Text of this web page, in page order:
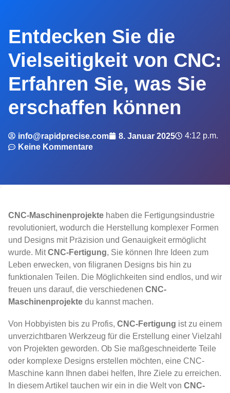
Entdecken Sie die
Vielseitigkeit von CNC:
Erfahren Sie, was Sie
erschaffen können
info@rapidprecise.com 8. Januar 2025
4:12 p.m.
Keine Kommentare
CNC-Maschinenprojekte haben die Fertigungsindustrie
revolutioniert, wodurch die Herstellung komplexer Formen
und Designs mit Präzision und Genauigkeit ermöglicht
wurde. MitCNC-Fertigung, Sie können Ihre Ideen zum
Leben erwecken, von filigranen Designs bis hin zu
funktionalen Teilen. Die Möglichkeiten sind endlos, und wir
freuen uns darauf, die verschiedenen CNC-
Maschinenprojekte du kannst machen.
Von Hobbyisten bis zu Profis, CNC-Fertigung ist zu einem
unverzichtbaren Werkzeug für die Erstellung einer Vielzahl
von Projekten geworden. Ob Sie maßgeschneiderte Teile
oder komplexe Designs erstellen möchten, eine CNC-
Maschine kann Ihnen dabei helfen, Ihre Ziele zu erreichen.
In diesem Artikel tauchen wir ein in die Welt von CNC-